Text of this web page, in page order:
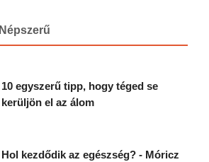
Népszerű
10 egyszerű tipp, hogy téged se
kerüljön el az álom
Hol kezdődik az egészség? - Móricz